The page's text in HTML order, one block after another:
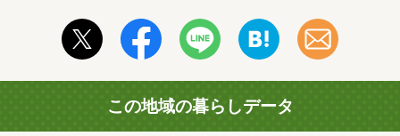
この地域の暮らしデータ